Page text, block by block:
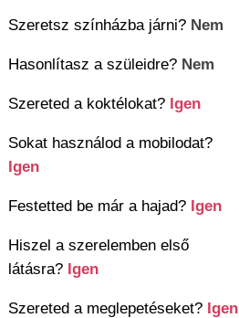
Szeretsz színházba járni? Nem
Hasonlítasz a szüleidre? Nem
Szereted a koktélokat? Igen
Sokat használod a mobilodat?
Igen
Festetted be már a hajad? Igen
Hiszel a szerelemben első
látásra? Igen
Szereted a meglepetéseket? Igen